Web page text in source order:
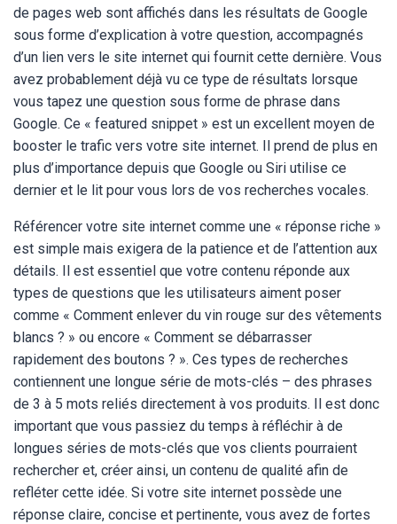
de pages web sont affichés dans les résultats de Google
sous forme d’explication à votre question, accompagnés
d’un lien vers le site internet qui fournit cette dernière. Vous
avez probablement déjà vu ce type de résultats lorsque
vous tapez une question sous forme de phrase dans
Google. Ce « featured snippet » est un excellent moyen de
booster le trafic vers votre site internet. Il prend de plus en
plus d’importance depuis que Google ou Siri utilise ce
dernier et le lit pour vous lors de vos recherches vocales.
Référencer votre site internet comme une « réponse riche »
est simple mais exigera de la patience et de l’attention aux
détails. Il est essentiel que votre contenu réponde aux
types de questions que les utilisateurs aiment poser
comme « Comment enlever du vin rouge sur des vêtements
blancs ? » ou encore « Comment se débarrasser
rapidement des boutons ? ». Ces types de recherches
contiennent une longue série de mots-clés – des phrases
de 3 à 5 mots reliés directement à vos produits. Il est donc
important que vous passiez du temps à réfléchir à de
longues séries de mots-clés que vos clients pourraient
rechercher et, créer ainsi, un contenu de qualité afin de
refléter cette idée. Si votre site internet possède une
réponse claire, concise et pertinente, vous avez de fortes